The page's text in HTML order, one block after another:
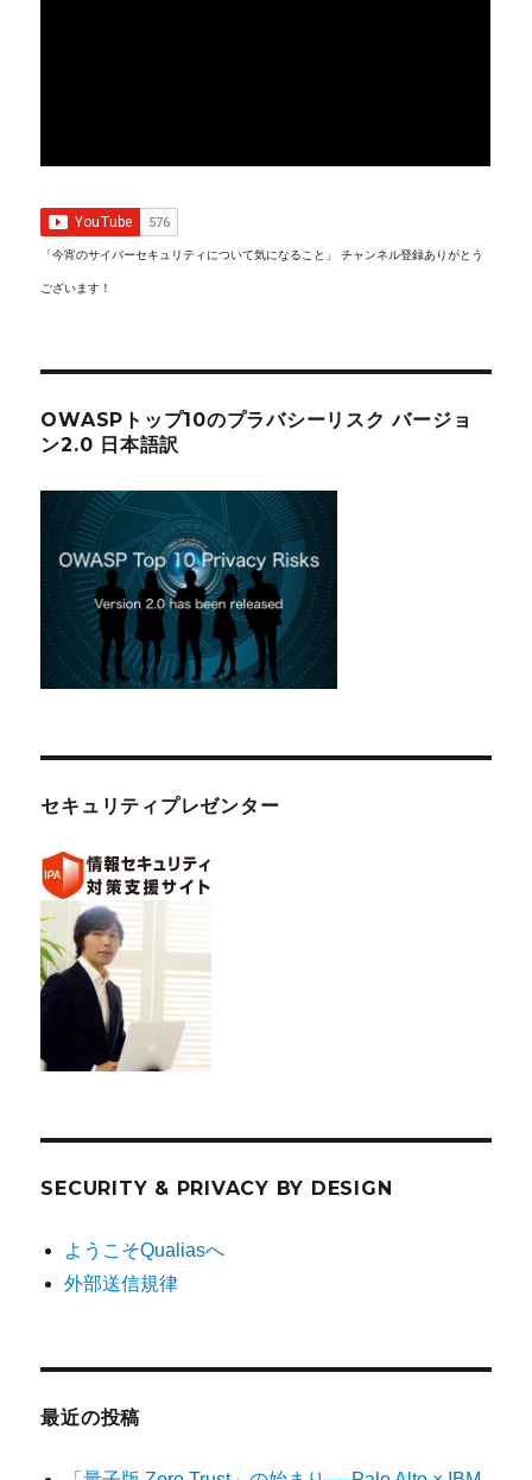
「今宵のサイバーセキュリティについて気になること」 チャンネル登録ありがとう
ございます！
OWASPトップ10のプラバシーリスク バージョ
ン2.0 日本語訳
セキュリティプレゼンター
SECURITY & PRIVACY BY DESIGN
ようこそQualiasへ
外部送信規律
最近の投稿